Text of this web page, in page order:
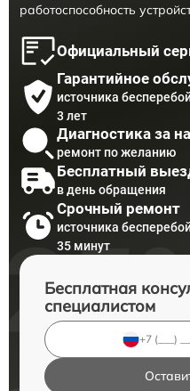
работоспособность
Официальный
Гарантийное
источника
3 лет
Диагностика за
ремонт по желанию
Бесплатный
в день обращения
Срочный ремонт
источника
35 минут
Бесплатная
специалистом